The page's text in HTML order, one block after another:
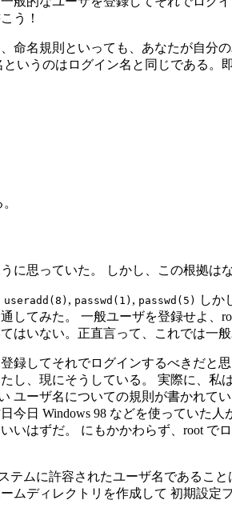
う！
命名規則といっても、あなたが自分
いうのはログイン名と同じである。即
に思っていた。 しかし、この根拠は
useradd(8) , passwd(1) , passwd(5)
しか
てみた。 一般ユーザを登録せよ、
はいない。正直言って、これでは一
録してそれでログインするべきだと
し、現にそうしている。 実際に、
ユーザ名についての規則が書かれて
日 Windows 98 などを使っていた
いはずだ。 にもかかわらず、root
テムに許容されたユーザ名であるこ
ムディレクトリを作成して 初期設